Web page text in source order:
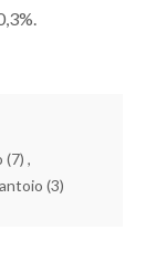
(7) ,
(3)